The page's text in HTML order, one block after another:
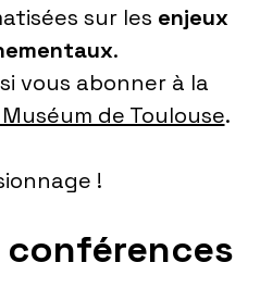
sur les enjeux
.
vous abonner à la
de Toulouse.
!